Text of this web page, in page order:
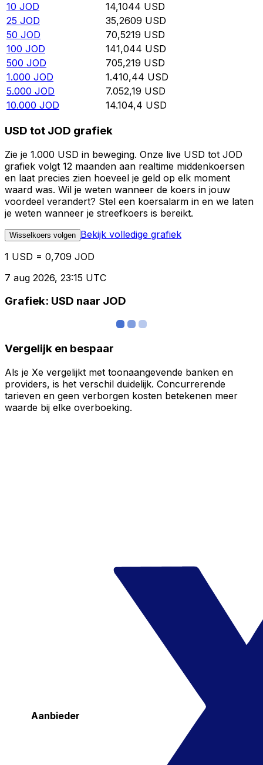
10 JOD 14,1044 USD
25 JOD 35,2609 USD
50 JOD 70,5219 USD
100 JOD 141,044 USD
500 JOD 705,219 USD
1.000 JOD 1.410,44 USD
5.000 JOD 7.052,19 USD
10.000 JOD 14.104,4 USD
USD tot JOD grafiek
Zie je 1.000 USD in beweging. Onze live USD tot JOD
grafiek volgt 12 maanden aan realtime middenkoersen
en laat precies zien hoeveel je geld op elk moment
waard was. Wil je weten wanneer de koers in jouw
voordeel verandert? Stel een koersalarm in en we laten
je weten wanneer je streefkoers is bereikt.
Wisselkoers volgen Bekijk volledige grafiek
1 USD = 0,709 JOD
7 aug 2026, 23:15 UTC
Grafiek: USD naar JOD
Vergelijk en bespaar
Als je Xe vergelijkt met toonaangevende banken en
providers, is het verschil duidelijk. Concurrerende
tarieven en geen verborgen kosten betekenen meer
waarde bij elke overboeking.
Aanbieder